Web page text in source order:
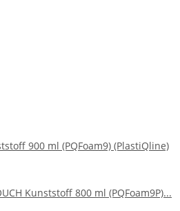
900 ml (PQFoam9) (PlastiQline)